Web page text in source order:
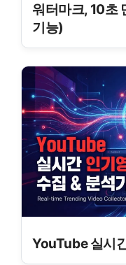
워터마크, 10초
기능)
YouTube 실시